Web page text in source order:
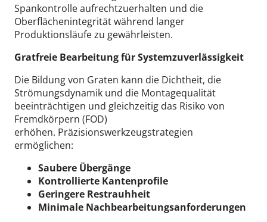
Spankontrolle aufrechtzuerhalten und die
Oberflächenintegrität während langer
Produktionsläufe zu gewährleisten.
Gratfreie Bearbeitung für Systemzuverlässigkeit
Die Bildung von Graten kann die Dichtheit, die
Strömungsdynamik und die Montagequalität
beeinträchtigen und gleichzeitig das Risiko von
Fremdkörpern (FOD)
erhöhen. Präzisionswerkzeugstrategien
ermöglichen:
Saubere Übergänge
Kontrollierte Kantenprofile
Geringere Restrauhheit
Minimale Nachbearbeitungsanforderungen